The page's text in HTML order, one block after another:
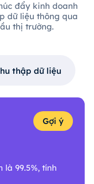
đẩy kinh doanh
dữ liệu thông qua
thị trường.
thập dữ liệu
Gợi ý
99.5%, tính